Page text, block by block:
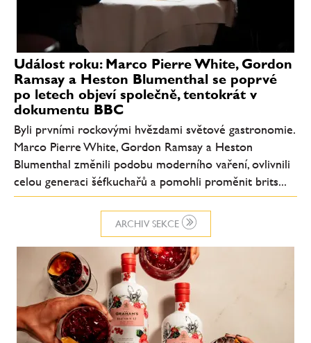
ARCHIV SEKCE
Událost roku: Marco Pierre White, Gordon
Ramsay a Heston Blumenthal se poprvé
po letech objeví společně, tentokrát v
dokumentu BBC
Byli prvními rockovými hvězdami světové gastronomie.
Marco Pierre White, Gordon Ramsay a Heston
Blumenthal změnili podobu moderního vaření, ovlivnili
celou generaci šéfkuchařů a pomohli proměnit brits...